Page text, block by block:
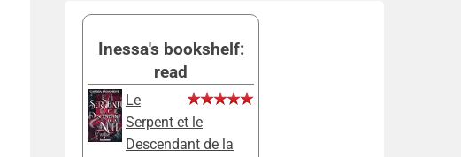
Inessa's bookshelf:
read
Le
Serpent et le
Descendant de la